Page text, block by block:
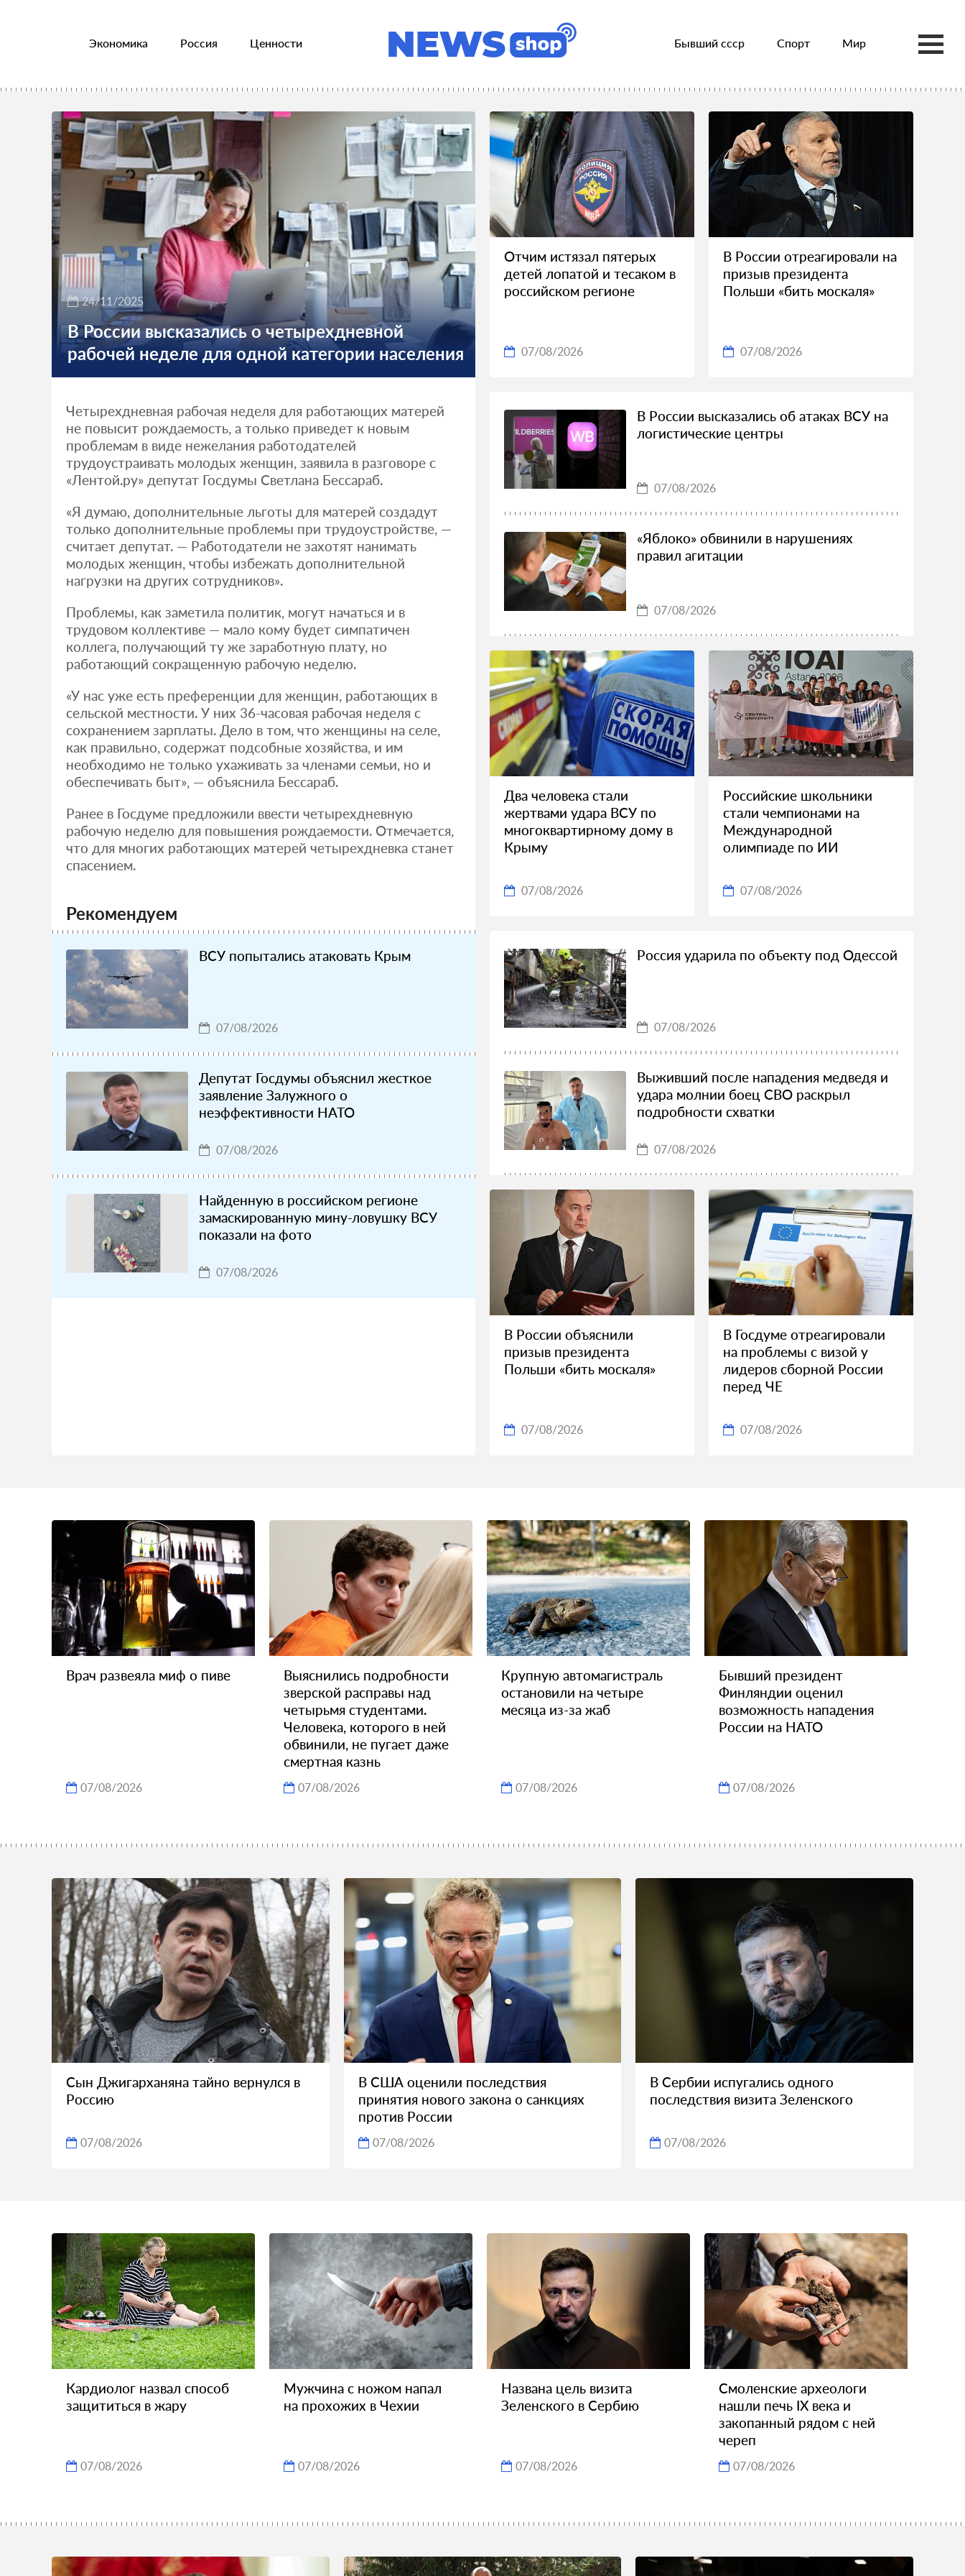
Экономика Россия Ценности Бывший ссср Спорт Мир
24/11/2025
В России высказались о четырехдневной
рабочей неделе для одной категории населения
Четырехдневная рабочая неделя для работающих матерей
не повысит рождаемость, а только приведет к новым
проблемам в виде нежелания работодателей
трудоустраивать молодых женщин, заявила в разговоре с
«Лентой.ру» депутат Госдумы Светлана Бессараб.
«Я думаю, дополнительные льготы для матерей создадут
только дополнительные проблемы при трудоустройстве, —
считает депутат. — Работодатели не захотят нанимать
молодых женщин, чтобы избежать дополнительной
нагрузки на других сотрудников».
Проблемы, как заметила политик, могут начаться и в
трудовом коллективе — мало кому будет симпатичен
коллега, получающий ту же заработную плату, но
работающий сокращенную рабочую неделю.
«У нас уже есть преференции для женщин, работающих в
сельской местности. У них 36-часовая рабочая неделя с
сохранением зарплаты. Дело в том, что женщины на селе,
как правильно, содержат подсобные хозяйства, и им
необходимо не только ухаживать за членами семьи, но и
обеспечивать быт», — объяснила Бессараб.
Ранее в Госдуме предложили ввести четырехдневную
рабочую неделю для повышения рождаемости. Отмечается,
что для многих работающих матерей четырехдневка станет
спасением.
Рекомендуем
ВСУ попытались атаковать Крым
07/08/2026
Депутат Госдумы объяснил жесткое
заявление Залужного о
неэффективности НАТО
07/08/2026
Найденную в российском регионе
замаскированную мину-ловушку ВСУ
показали на фото
07/08/2026
Отчим истязал пятерых
детей лопатой и тесаком в
российском регионе
07/08/2026
В России отреагировали на
призыв президента
Польши «бить москаля»
07/08/2026
В России высказались об атаках ВСУ на
логистические центры
07/08/2026
«Яблоко» обвинили в нарушениях
правил агитации
07/08/2026
Два человека стали
жертвами удара ВСУ по
многоквартирному дому в
Крыму
07/08/2026
Российские школьники
стали чемпионами на
Международной
олимпиаде по ИИ
07/08/2026
Россия ударила по объекту под Одессой
07/08/2026
Выживший после нападения медведя и
удара молнии боец СВО раскрыл
подробности схватки
07/08/2026
В России объяснили
призыв президента
Польши «бить москаля»
07/08/2026
В Госдуме отреагировали
на проблемы с визой у
лидеров сборной России
перед ЧЕ
07/08/2026
Врач развеяла миф о пиве
07/08/2026
Выяснились подробности
зверской расправы над
четырьмя студентами.
Человека, которого в ней
обвинили, не пугает даже
смертная казнь
07/08/2026
Крупную автомагистраль
остановили на четыре
месяца из-за жаб
07/08/2026
Бывший президент
Финляндии оценил
возможность нападения
России на НАТО
07/08/2026
Сын Джигарханяна тайно вернулся в
Россию
07/08/2026
В США оценили последствия
принятия нового закона о санкциях
против России
07/08/2026
В Сербии испугались одного
последствия визита Зеленского
07/08/2026
Кардиолог назвал способ
защититься в жару
07/08/2026
Мужчина с ножом напал
на прохожих в Чехии
07/08/2026
Названа цель визита
Зеленского в Сербию
07/08/2026
Смоленские археологи
нашли печь IX века и
закопанный рядом с ней
череп
07/08/2026